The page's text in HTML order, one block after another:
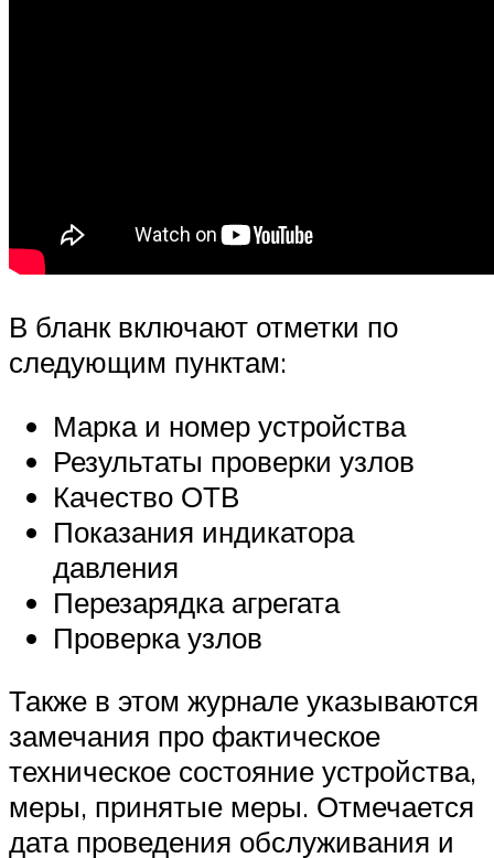
В бланк включают отметки по
следующим пунктам:
Марка и номер устройства
Результаты проверки узлов
Качество ОТВ
Показания индикатора
давления
Перезарядка агрегата
Проверка узлов
Также в этом журнале указываются
замечания про фактическое
техническое состояние устройства,
меры, принятые меры. Отмечается
дата проведения обслуживания и